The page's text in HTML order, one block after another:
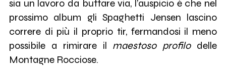
sia un lavoro da buttare via, l’auspicio è che nel
prossimo album gli Spaghetti Jensen lascino
correre di più il proprio tir, fermandosi il meno
possibile a rimirare il maestoso profilodelle
Montagne Rocciose.